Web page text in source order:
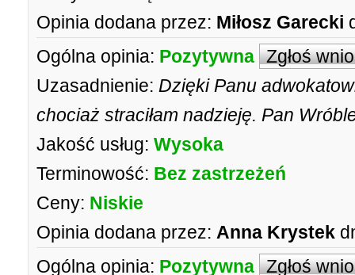
Opinia dodana przez: Miłosz Garecki
Ogólna opinia: Pozytywna Zgłoś
Uzasadnienie: Dzięki Panu
chociaż straciłam nadzieję. Pan
Jakość usług: Wysoka
Terminowość: Bez zastrzeżeń
Ceny: Niskie
Opinia dodana przez: Anna Krystek
Ogólna opinia: Pozytywna Zgłoś